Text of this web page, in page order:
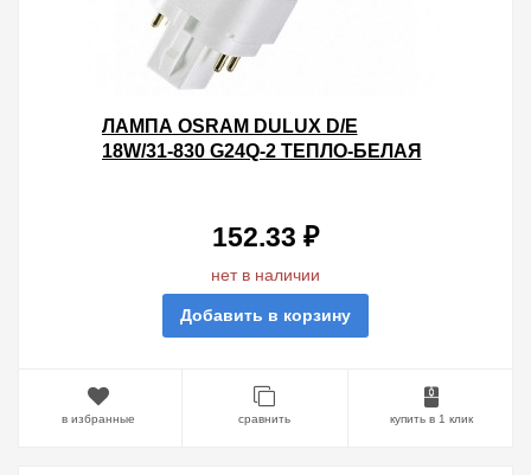
ЛАМПА OSRAM DULUX D/E
18W/31-830 G24Q-2 ТЕПЛО-БЕЛАЯ
152.33 ₽
нет в наличии
Добавить в корзину
в избранные сравнить купить в 1 клик